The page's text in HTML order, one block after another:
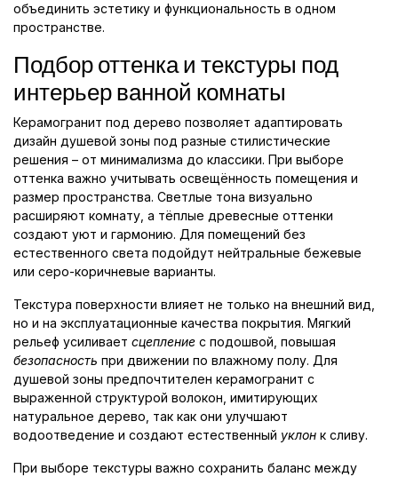
объединить эстетику и функциональность в одном
пространстве.
Подбор оттенка и текстуры под
интерьер ванной комнаты
Керамогранит под дерево позволяет адаптировать
дизайн душевой зоны под разные стилистические
решения – от минимализма до классики. При выборе
оттенка важно учитывать освещённость помещения и
размер пространства. Светлые тона визуально
расширяют комнату, а тёплые древесные оттенки
создают уют и гармонию. Для помещений без
естественного света подойдут нейтральные бежевые
или серо-коричневые варианты.
Текстура поверхности влияет не только на внешний вид,
но и на эксплуатационные качества покрытия. Мягкий
рельеф усиливает сцепление с подошвой, повышая
безопасность при движении по влажному полу. Для
душевой зоны предпочтителен керамогранит с
выраженной структурой волокон, имитирующих
натуральное дерево, так как они улучшают
водоотведение и создают естественный уклон к сливу.
При выборе текстуры важно сохранить баланс между